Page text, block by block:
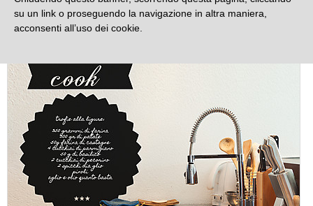
Novità
su un link o proseguendo la navigazione in altra maniera,
acconsenti all’uso dei cookie.